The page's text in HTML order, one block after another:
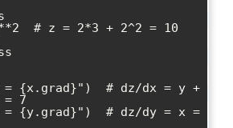
# z = 2*3 + 2^2 = 10
{x.grad}")  # dz/dx = y +
= 7
{y.grad}")  # dz/dy = x =